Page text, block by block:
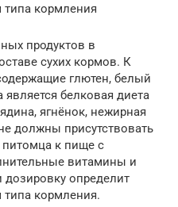
типа кормления
продуктов в
сухих кормов. К
глютен, белый
белковая диета
ягнёнок, нежирная
должны присутствовать
питомца к пище с
витамины и
определит
типа кормления.